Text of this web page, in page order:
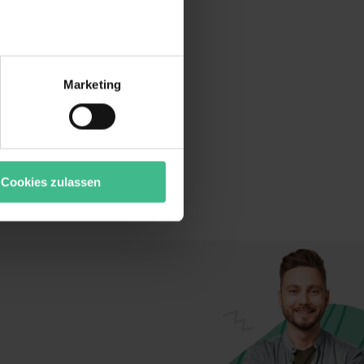
bei Benutzung der
zu analysieren
soziale Medien, Werbung
Partner führen diese
zulassen, triff deine
von Cookies der
Marketing
Cookies zulassen